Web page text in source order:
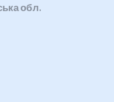
обл.